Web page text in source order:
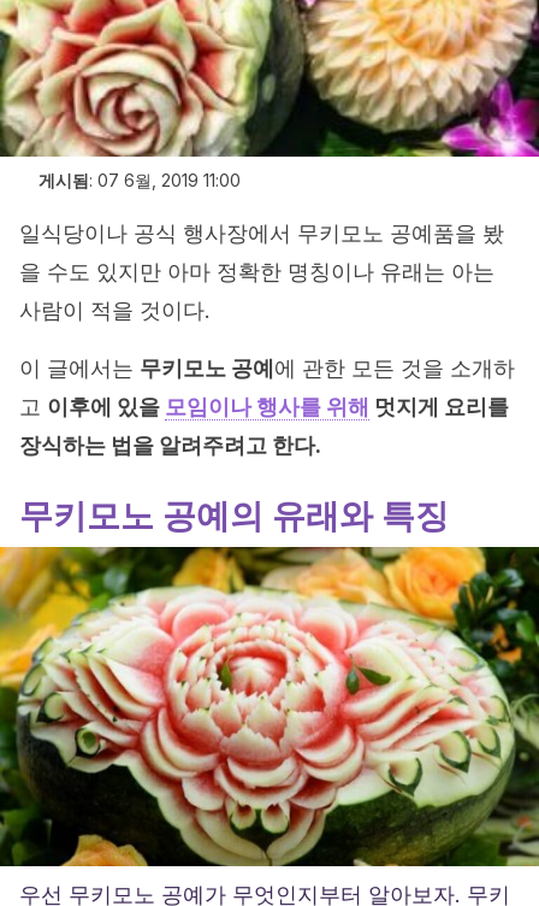
게시됨: 07 6월, 2019 11:00
일식당이나 공식 행사장에서 무키모노 공예품을 봤
을 수도 있지만 아마 정확한 명칭이나 유래는 아는
사람이 적을 것이다.
이 글에서는 무키모노 공예 에 관한 모든 것을 소개하
고 이후에 있을 모임이나 행사를 위해 멋지게 요리를
장식하는 법을 알려주려고 한다.
무키모노 공예의 유래와 특징
우선 무키모노 공예가 무엇인지부터 알아보자. 무키